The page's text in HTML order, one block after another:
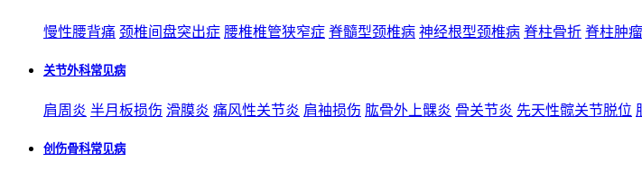
慢性腰背痛 颈椎间盘突出症 腰椎椎管狭窄症 脊髓型颈椎病 神经根型颈椎病 脊柱骨折 脊柱肿瘤
关节外科常见病
肩周炎 半月板损伤 滑膜炎 痛风性关节炎 肩袖损伤 肱骨外上髁炎 骨关节炎 先天性髋关节脱位
创伤骨科常见病